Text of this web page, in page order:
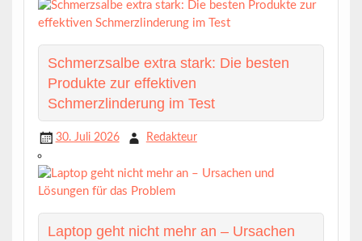
Schmerzsalbe extra stark: Die besten
Produkte zur effektiven
Schmerzlinderung im Test
30. Juli 2026 Redakteur
Laptop geht nicht mehr an – Ursachen